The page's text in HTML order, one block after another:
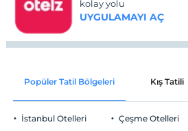
kolay yolu
UYGULAMAYI AÇ
Popüler Tatil Bölgeleri Kış Tatili
İstanbul Otelleri Çeşme Otelleri